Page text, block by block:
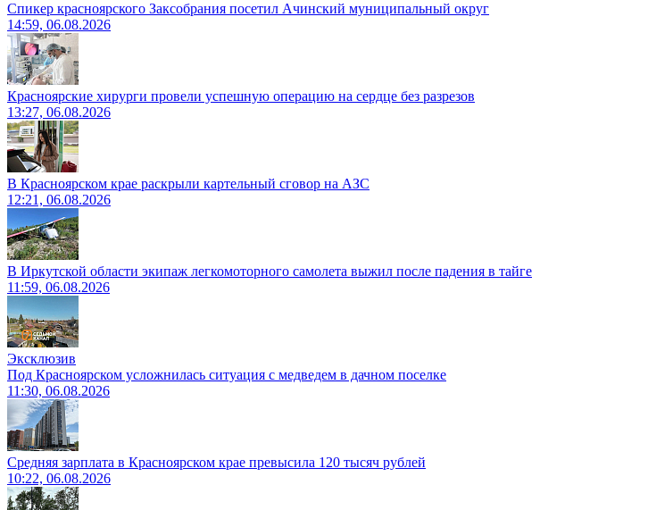
Спикер красноярского Заксобрания посетил Ачинский муниципальный округ
14:59, 06.08.2026
Красноярские хирурги провели успешную операцию на сердце без разрезов
13:27, 06.08.2026
В Красноярском крае раскрыли картельный сговор на АЗС
12:21, 06.08.2026
В Иркутской области экипаж легкомоторного самолета выжил после падения в тайге
11:59, 06.08.2026
Эксклюзив
Под Красноярском усложнилась ситуация с медведем в дачном поселке
11:30, 06.08.2026
Средняя зарплата в Красноярском крае превысила 120 тысяч рублей
10:22, 06.08.2026